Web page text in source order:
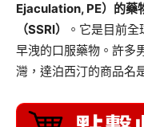
Ejaculation, PE）的藥
（SSRI）
。它是目前
早洩的口服藥物。許多
灣，達泊西汀的商品名